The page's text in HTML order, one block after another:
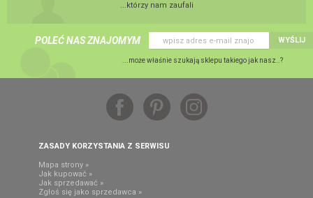
...którzy nam zaufali
POLEĆ NAS ZNAJOMYM WYŚLIJ
...może właśnie szukają sklepu takiego jak nasz..?
ZASADY KORZYSTANIA Z SERWISU
Mapa strony »
Jak kupować »
Jak sprzedawać »
Zgłoś się jako sprzedawca »